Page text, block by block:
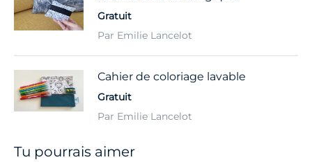
Tu pourrais aimer
Gratuit
Par Emilie Lancelot
Cahier de coloriage lavable
Gratuit
Par Emilie Lancelot